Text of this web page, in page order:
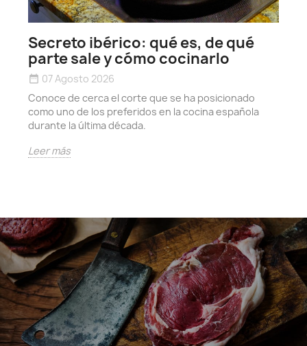
Secreto ibérico: qué es, de qué
parte sale y cómo cocinarlo
date_range 07 Agosto 2026
Conoce de cerca el corte que se ha posicionado
como uno de los preferidos en la cocina española
durante la última década.
Leer más